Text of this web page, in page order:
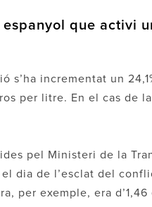
que activi
s’ha incrementat un
per litre. En el cas de
pel Ministeri de la
dia de l’esclat del
per exemple, era